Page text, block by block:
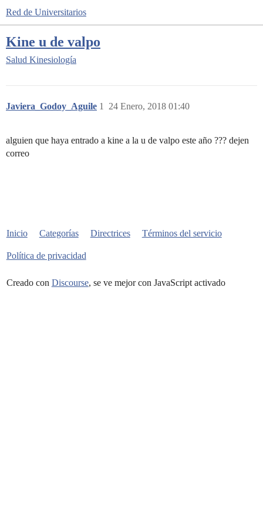
Red de Universitarios
Kine u de valpo
Salud Kinesiología
Javiera_Godoy_Aguile 24 Enero, 2018 01:40
1
alguien que haya entrado a kine a la u de valpo este año ??? dejen
correo
Inicio Categorías Directrices Términos del servicio
Política de privacidad
Creado con Discourse, se ve mejor con JavaScript activado